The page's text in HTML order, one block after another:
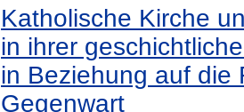
Katholische Kirche
in ihrer
in Beziehung auf die
Gegenwart